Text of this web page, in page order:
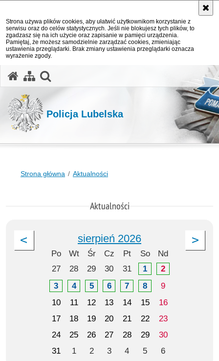
Strona używa plików cookies, aby ułatwić użytkownikom korzystanie z
serwisu oraz do celów statystycznych. Jeśli nie blokujesz tych plików, to
zgadzasz się na ich użycie oraz zapisanie w pamięci urządzenia.
Pamiętaj, że możesz samodzielnie zarządzać cookies, zmieniając
ustawienia przeglądarki. Brak zmiany ustawienia przeglądarki oznacza
wyrażenie zgody.
Policja Lubelska
Strona główna Aktualności
Aktualności
sierpień 2026
Po Wt Śr Cz Pt So
Nd
27
28 29 30 31 1
2
3
4 5 6 7 8
9
10
11 12 13 14 15
16
17
18 19 20 21 22
23
24
25 26 27 28 29
30
31
1 2 3 4 5 6